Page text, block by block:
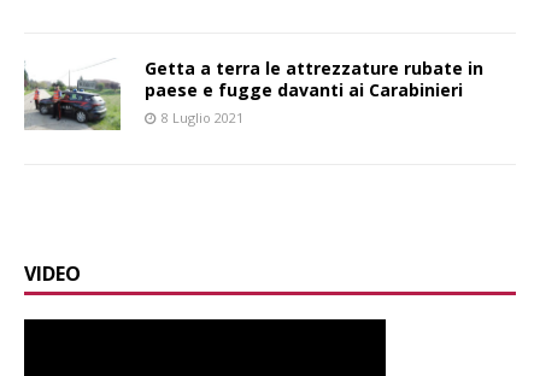
Getta a terra le attrezzature rubate in
paese e fugge davanti ai Carabinieri
8 Luglio 2021
VIDEO